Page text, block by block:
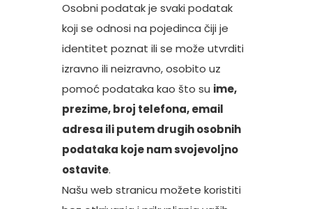
Osobni podatak je svaki podatak
koji se odnosi na pojedinca čiji je
identitet poznat ili se može utvrditi
izravno ili neizravno, osobito uz
pomoć podataka kao što su ime,
prezime, broj telefona, email
adresa ili putem drugih osobnih
podataka koje nam svojevoljno
ostavite.
Našu web stranicu možete koristiti